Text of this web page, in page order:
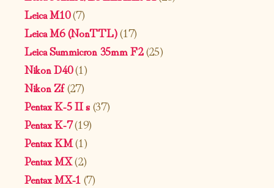
Leica M10(7)
Leica M6 (NonTTL)(17)
Leica Summicron 35mm F2(25)
Nikon D40(1)
Nikon Zf(27)
Pentax K-5 II s(37)
Pentax K-7(19)
Pentax KM(1)
Pentax MX(2)
Pentax MX-1 (7)